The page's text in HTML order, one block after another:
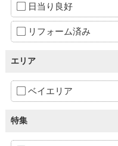
日当り良好
リフォーム済み
エリア
ベイエリア
特集